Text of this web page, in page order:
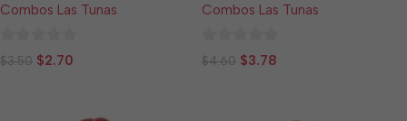
Combos Las Tunas
0
$3.50 $2.70
Combos Las Tunas
0
$4.60 $3.78